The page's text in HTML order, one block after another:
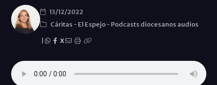
13/12/2022
Cáritas - El Espejo- Podcasts diocesanos audios
X